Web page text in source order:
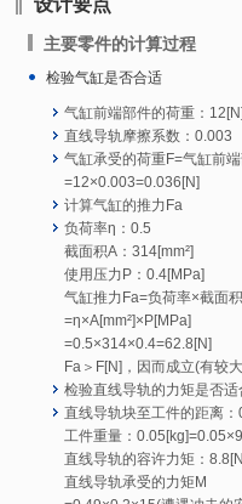
设计要点
主要零件的计算过程
检验气缸是否合适
气缸前端部件的荷重：12[N]
直线导轨摩擦系数：0.003
气缸承受的荷重F=气缸前
=12×0.003=0.036[N]
计算气缸的推力Fa
负荷率η：0.5
截面积A：314[mm²]
使用压力P：0.4[MPa]
气缸推力Fa=负荷率×截面
=η×A[mm²]×P[MPa]
=0.5×314×0.4=62.8[N]
Fa＞F[N]，因而成立(有较
检验直线导轨的力矩是否适
直线导轨块至工件的距离：
工件重量：
直线导轨的容许力矩：
直线导轨承受的力矩M